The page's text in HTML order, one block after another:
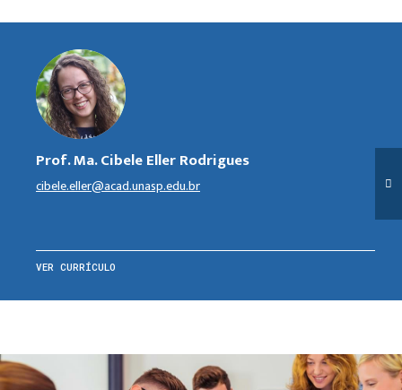
Prof. Ma. Cibele Eller Rodrigues
cibele.eller@acad.unasp.edu.br
VER CURRÍCULO